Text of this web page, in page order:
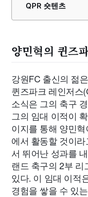
QPR 숏텐츠
양민혁의 퀸즈
강원FC 출신의 젊
퀸즈파크 레인저스
소식은 그의 축구
그의 임대 이적이
이지를 통해 양민
에서 활동할 것이
서 뛰어난 성과를
랜드 축구의 2부
있다. 이 임대 이적
경험을 쌓을 수 있